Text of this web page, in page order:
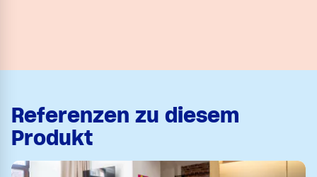
Referenzen zu diesem
Produkt